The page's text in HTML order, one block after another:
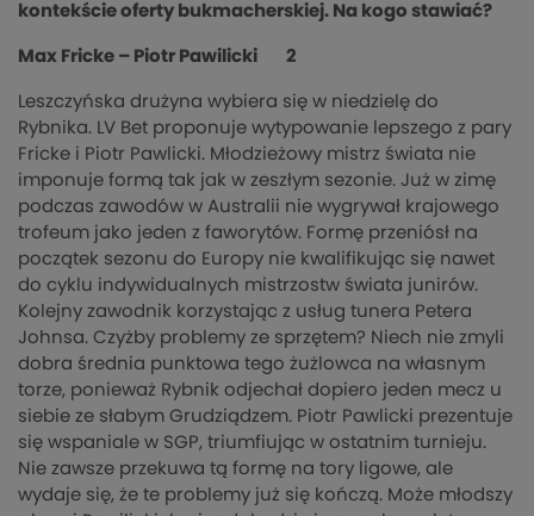
kontekście oferty bukmacherskiej. Na kogo stawiać?
Max Fricke – Piotr Pawilicki 2
Leszczyńska drużyna wybiera się w niedzielę do
Rybnika. LV Bet proponuje wytypowanie lepszego z pary
Fricke i Piotr Pawlicki. Młodzieżowy mistrz świata nie
imponuje formą tak jak w zeszłym sezonie. Już w zimę
podczas zawodów w Australii nie wygrywał krajowego
trofeum jako jeden z faworytów. Formę przeniósł na
początek sezonu do Europy nie kwalifikując się nawet
do cyklu indywidualnych mistrzostw świata junirów.
Kolejny zawodnik korzystając z usług tunera Petera
Johnsa. Czyżby problemy ze sprzętem? Niech nie zmyli
dobra średnia punktowa tego żużlowca na własnym
torze, ponieważ Rybnik odjechał dopiero jeden mecz u
siebie ze słabym Grudziądzem. Piotr Pawlicki prezentuje
się wspaniale w SGP, triumfiując w ostatnim turnieju.
Nie zawsze przekuwa tą formę na tory ligowe, ale
wydaje się, że te problemy już się kończą. Może młodszy